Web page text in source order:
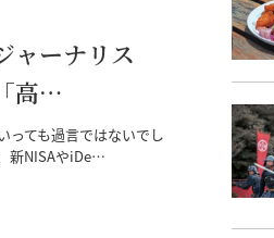
ャーナリス
高…
っても過言ではないでし
新NISAやiDe…